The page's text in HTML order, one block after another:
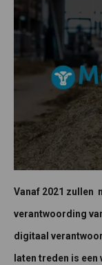
Vanaf 2021 zullen
verantwoording
digitaal
laten treden is